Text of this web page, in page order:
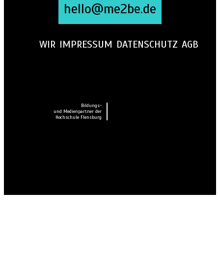
hello@me2be.de
WIR IMPRESSUM DATENSCHUTZ AGB
Bildungs-
und Medienpartner der
Hochschule Flensburg